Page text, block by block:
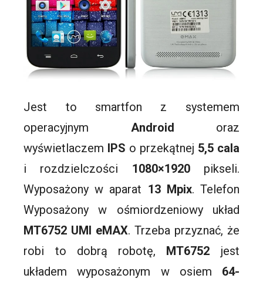
Jest to smartfon z systemem
operacyjnym Android oraz
wyświetlaczem IPS o przekątnej 5,5 cala
i rozdzielczości 1080×1920pikseli.
Wyposażony w aparat 13 Mpix. Telefon
Wyposażony w ośmiordzeniowy układ
MT6752 UMI eMAX. Trzeba przyznać, że
robi to dobrą robotę, MT6752 jest
układem wyposażonym w osiem 64-